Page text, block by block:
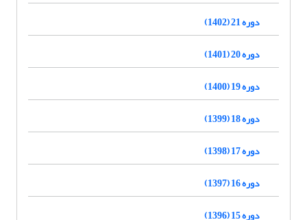
دوره 21 (1402)
دوره 20 (1401)
دوره 19 (1400)
دوره 18 (1399)
دوره 17 (1398)
دوره 16 (1397)
دوره 15 (1396)